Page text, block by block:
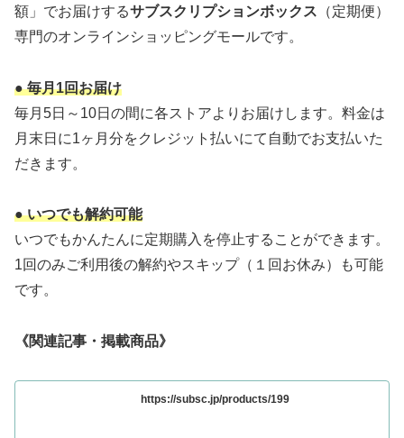
額」でお届けするサブスクリプションボックス （定期便）
専門のオンラインショッピングモールです。
● 毎月1回お届け
毎月5日～10日の間に各ストアよりお届けします。料金は
月末日に1ヶ月分をクレジット払いにて自動でお支払いた
だきます。
● いつでも解約可能
いつでもかんたんに定期購入を停止することができます。
1回のみご利用後の解約やスキップ（１回お休み）も可能
です。
《関連記事・掲載商品》
https://subsc.jp/products/199